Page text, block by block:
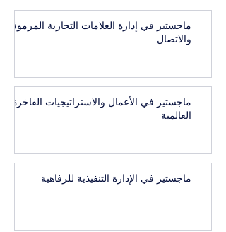
ماجستير في إدارة العلامات التجارية المرموقة
والاتصال
ماجستير في الأعمال والاستراتيجيات الفاخرة
العالمية
ماجستير في الإدارة التنفيذية للرفاهية